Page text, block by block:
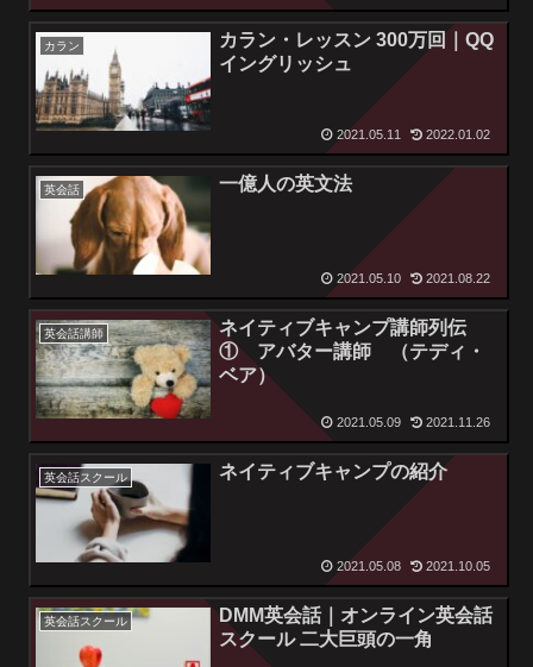
カラン
カラン・レッスン 300万回｜QQ
イングリッシュ
2021.05.11 2022.01.02
英会話 一億人の英文法
2021.05.10 2021.08.22
英会話講師
ネイティブキャンプ講師列伝
① アバター講師 （テディ・
ベア）
2021.05.09 2021.11.26
英会話スクール ネイティブキャンプの紹介
2021.05.08 2021.10.05
英会話スクール
DMM英会話｜オンライン英会話
スクール 二大巨頭の一角